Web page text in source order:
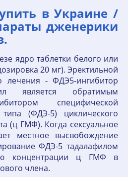
в Украине /
дженерики
ядро таблетки белого или
20 мг). Эректильной
лечения - ФДЭ5-ингибитор
является обратимым
специфической
(ФДЭ-5) циклического
(ц ГМФ). Когда сексуальное
местное высвобождение
ФДЭ-5 тадалафилом
концентрации ц ГМФ в
члена.